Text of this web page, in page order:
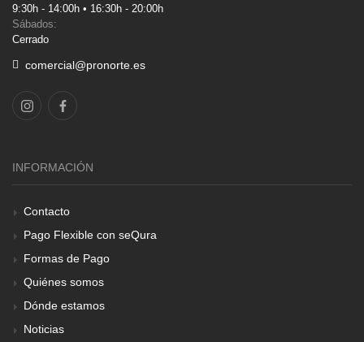
9:30h - 14:00h • 16:30h - 20:00h
Sábados:
Cerrado
comercial@pronorte.es
INFORMACIÓN
Contacto
Pago Flexible con seQura
Formas de Pago
Quiénes somos
Dónde estamos
Noticias